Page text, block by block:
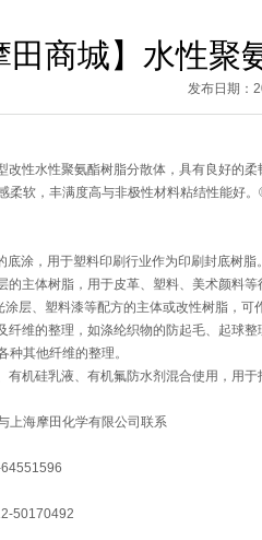
田商城】水性聚
发布日期：
性水性聚氨酯树脂分散体，具有良好的
柔软，丰满度高与非极性材料粘结性能好
涂，用于塑料印刷行业作为印刷封底树脂。
主体树脂，用于皮革、塑料、美术颜料等
层、塑料漆等配方的主体或改性树脂，可
维的整理，如涤纶织物的防起毛、起球
种其他纤维的整理。
机硅乳液、有机氟防水剂混合使用，用于
上海摩田化学有限公司联系
50170492